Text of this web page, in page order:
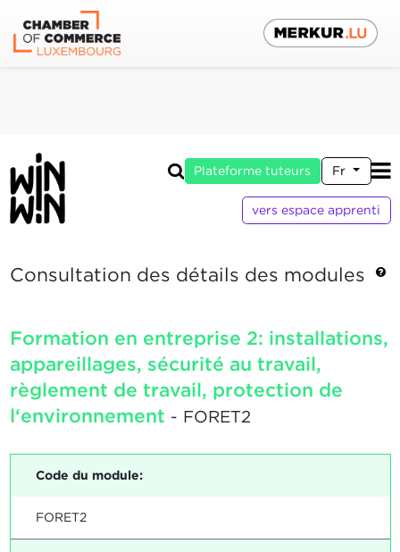
Plateforme tuteurs Fr
vers espace apprenti
Consultation des détails des modules
Formation en entreprise 2: installations,
appareillages, sécurité au travail,
règlement de travail, protection de
l‘environnement - FORET2
Code du module:
FORET2